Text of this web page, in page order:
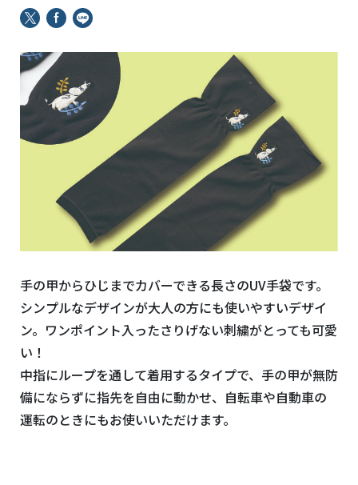
手の甲からひじまでカバーできる長さのUV手袋です。
シンプルなデザインが大人の方にも使いやすいデザイ
ン。ワンポイント入ったさりげない刺繍がとっても可愛
い！
中指にループを通して着用するタイプで、手の甲が無防
備にならずに指先を自由に動かせ、自転車や自動車の
運転のときにもお使いいただけます。